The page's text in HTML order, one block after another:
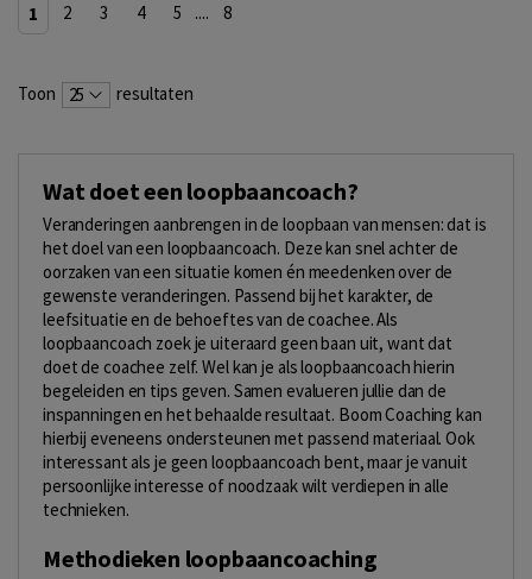
1 2 3 4 5 .... 8
Toon 25 resultaten
Wat doet een loopbaancoach?
Veranderingen aanbrengen in de loopbaan van mensen: dat is
het doel van een loopbaancoach. Deze kan snel achter de
oorzaken van een situatie komen én meedenken over de
gewenste veranderingen. Passend bij het karakter, de
leefsituatie en de behoeftes van de coachee. Als
loopbaancoach zoek je uiteraard geen baan uit, want dat
doet de coachee zelf. Wel kan je als loopbaancoach hierin
begeleiden en tips geven. Samen evalueren jullie dan de
inspanningen en het behaalde resultaat. Boom Coaching kan
hierbij eveneens ondersteunen met passend materiaal. Ook
interessant als je geen loopbaancoach bent, maar je vanuit
persoonlijke interesse of noodzaak wilt verdiepen in alle
technieken.
Methodieken loopbaancoaching